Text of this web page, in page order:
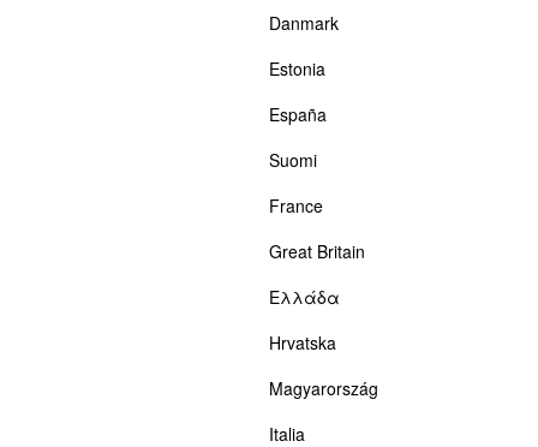
Danmark
Estonia
España
Suomi
France
Great Britain
Ελλάδα
Hrvatska
Magyarország
Italia